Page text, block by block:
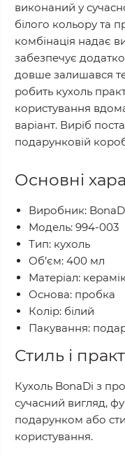
виконаний у
білого кольору та
комбінація надає
забезпечує
довше залишався
робить кухоль
користування
варіант. Виріб
подарунковій
Основні
Виробник:
Модель: 994-003
Тип: кухоль
Об’єм: 400 мл
Матеріал:
Основа: пробка
Колір: білий
Пакування:
Стиль і
Кухоль BonaDi з
сучасний вигляд,
подарунком або
користування.